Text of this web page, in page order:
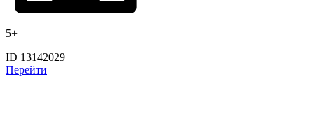
5+
ID 13142029
Перейти